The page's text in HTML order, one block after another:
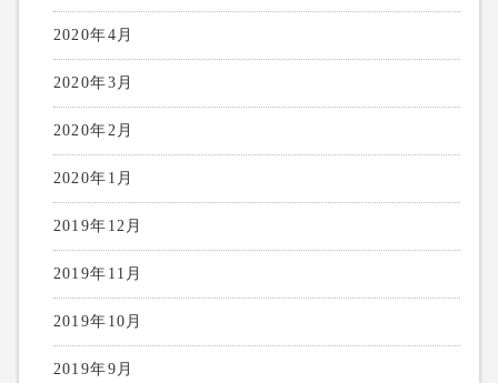
2020年4月
2020年3月
2020年2月
2020年1月
2019年12月
2019年11月
2019年10月
2019年9月